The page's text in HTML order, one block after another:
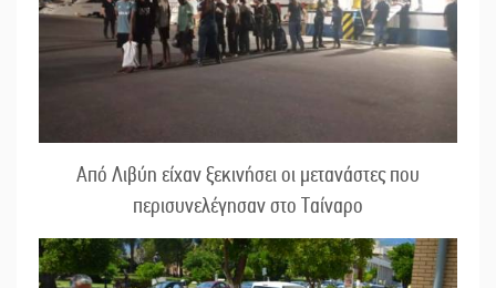
Από Λιβύη είχαν ξεκινήσει οι μετανάστες που
περισυνελέγησαν στο Ταίναρο